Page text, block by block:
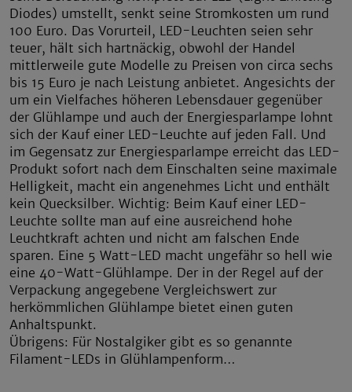
Diodes) umstellt, senkt seine Stromkosten um rund
100 Euro. Das Vorurteil, LED-Leuchten seien sehr
teuer, hält sich hartnäckig, obwohl der Handel
mittlerweile gute Modelle zu Preisen von circa sechs
bis 15 Euro je nach Leistung anbietet. Angesichts der
um ein Vielfaches höheren Lebensdauer gegenüber
der Glühlampe und auch der Energiesparlampe lohnt
sich der Kauf einer LED-Leuchte auf jeden Fall. Und
im Gegensatz zur Energiesparlampe erreicht das LED-
Produkt sofort nach dem Einschalten seine maximale
Helligkeit, macht ein angenehmes Licht und enthält
kein Quecksilber. Wichtig: Beim Kauf einer LED-
Leuchte sollte man auf eine ausreichend hohe
Leuchtkraft achten und nicht am falschen Ende
sparen. Eine 5 Watt-LED macht ungefähr so hell wie
eine 40-Watt-Glühlampe. Der in der Regel auf der
Verpackung angegebene Vergleichswert zur
herkömmlichen Glühlampe bietet einen guten
Anhaltspunkt.
Übrigens: Für Nostalgiker gibt es so genannte
Filament-LEDs in Glühlampenform…